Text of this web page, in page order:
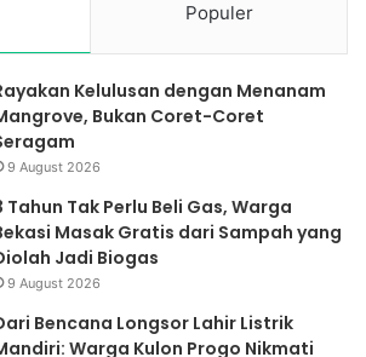
Populer
Kelulusan dengan Menanam
Bukan Coret-Coret
9 August 2026
Tahun Tak Perlu Beli Gas, Warga
Masak Gratis dari Sampah yang
Jadi Biogas
9 August 2026
Bencana Longsor Lahir Listrik
Warga Kulon Progo Nikmati